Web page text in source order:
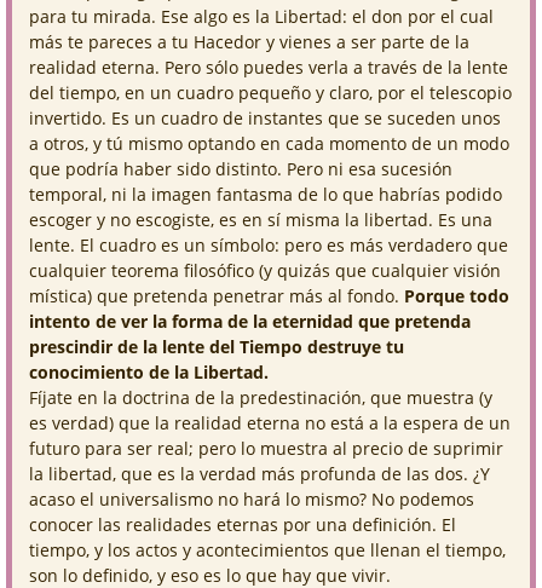
para tu mirada. Ese algo es la Libertad: el don por el cual
más te pareces a tu Hacedor y vienes a ser parte de la
realidad eterna. Pero sólo puedes verla a través de la lente
del tiempo, en un cuadro pequeño y claro, por el telescopio
invertido. Es un cuadro de instantes que se suceden unos
a otros, y tú mismo optando en cada momento de un modo
que podría haber sido distinto. Pero ni esa sucesión
temporal, ni la imagen fantasma de lo que habrías podido
escoger y no escogiste, es en sí misma la libertad. Es una
lente. El cuadro es un símbolo: pero es más verdadero que
cualquier teorema filosófico (y quizás que cualquier visión
mística) que pretenda penetrar más al fondo. Porque todo
intento de ver la forma de la eternidad que pretenda
prescindir de la lente del Tiempo destruye tu
conocimiento de la Libertad.
Fíjate en la doctrina de la predestinación, que muestra (y
es verdad) que la realidad eterna no está a la espera de un
futuro para ser real; pero lo muestra al precio de suprimir
la libertad, que es la verdad más profunda de las dos. ¿Y
acaso el universalismo no hará lo mismo? No podemos
conocer las realidades eternas por una definición. El
tiempo, y los actos y acontecimientos que llenan el tiempo,
son lo definido, y eso es lo que hay que vivir.